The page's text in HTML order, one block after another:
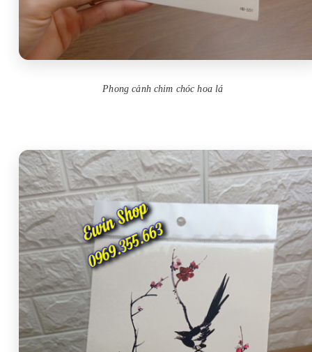
Phong cảnh chim chóc hoa lá